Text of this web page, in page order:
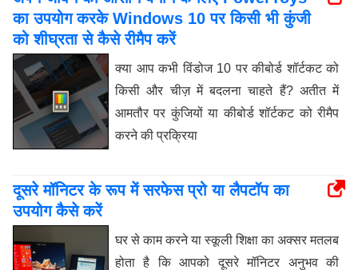
का उपयोग करके Windows 10 पर किसी भी कुंजी
को शीघ्रता से कैसे रीमैप करें
क्या आप कभी विंडोज 10 पर कीबोर्ड शॉर्टकट को
किसी और चीज़ में बदलना चाहते हैं? अतीत में
आमतौर पर कुंजियों या कीबोर्ड शॉर्टकट को रीमैप
करने की प्रक्रिया
दूसरे मॉनिटर के रूप में सरफेस प्रो या लैपटॉप का
उपयोग कैसे करें
घर से काम करने या स्कूली शिक्षा का अक्सर मतलब
होता है कि आपको दूसरे मॉनिटर अनुभव की